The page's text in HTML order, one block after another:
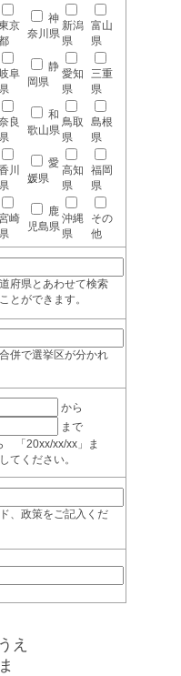
京
神
奈川県
新潟
県
富山
県
阜
県
静
岡県
愛知
県
三重
県
良
県
和
歌山県
鳥取
県
島根
県
川
県
愛
媛県
高知
県
福岡
県
崎
県
鹿
児島県
沖縄
県
その
他
府県とあわせて検索
とができます。
併で選挙区が分かれ
から
まで
「20xx/xx/xx」ま
ください。
、政策をご記入くだ
え